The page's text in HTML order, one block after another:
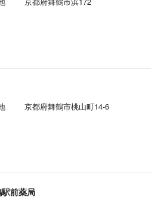
京都府舞鶴市桃山町14-6
前薬局